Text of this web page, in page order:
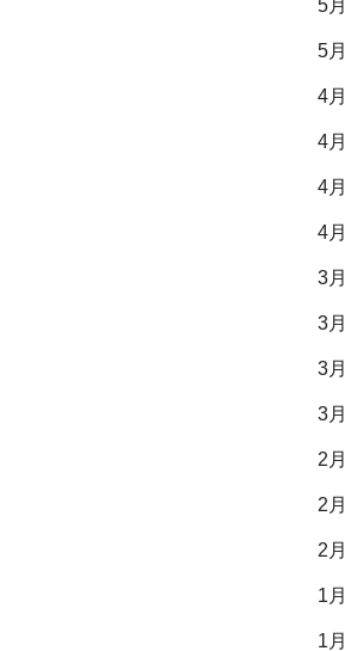
5月
5月
4月
4月
4月
4月
3月
3月
3月
3月
2月
2月
2月
1月
1月